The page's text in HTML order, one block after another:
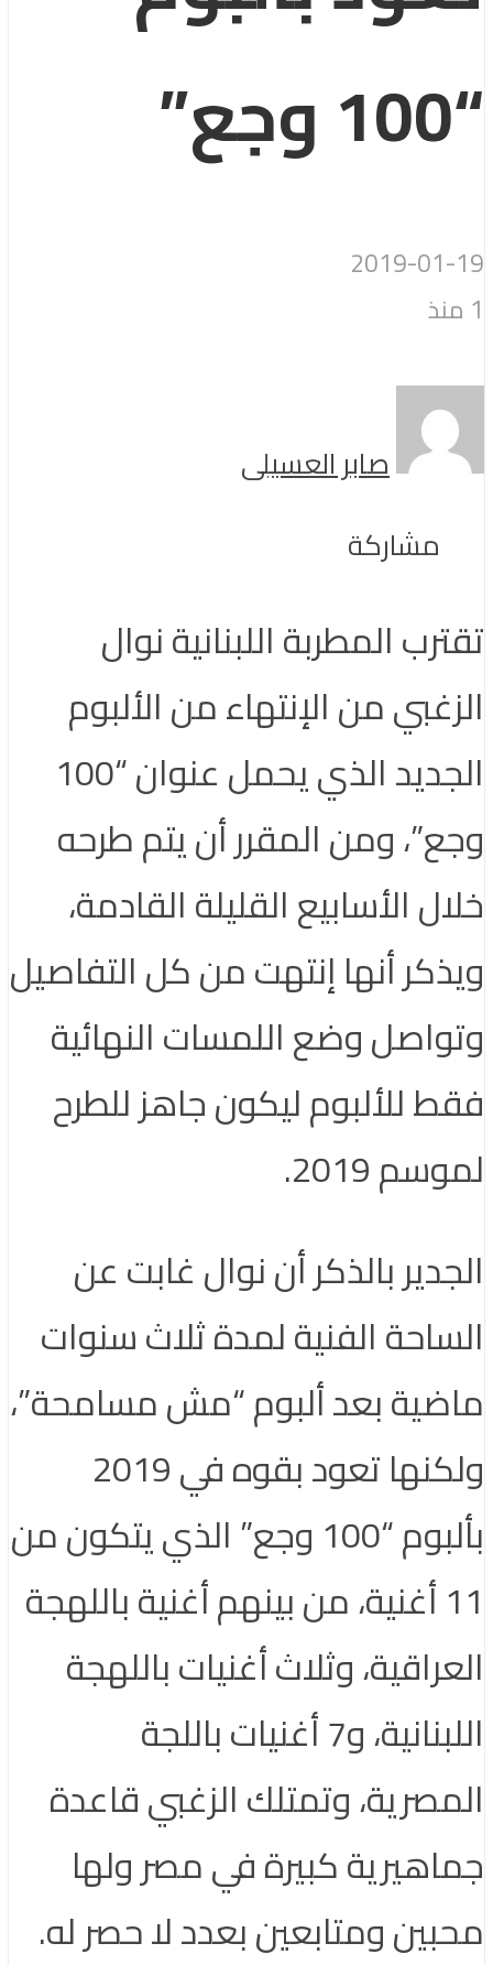
“100 وجع”
2019-01-19
1 منذ
صابر العسيلى
مشاركة
تقترب المطربة اللبنانية نوال
الزغبي من الإنتهاء من الألبوم
الجديد الذي يحمل عنوان “100
وجع”، ومن المقرر أن يتم طرحه
خلال الأسابيع القليلة القادمة،
ويذكر أنها إنتهت من كل التفاصيل
وتواصل وضع اللمسات النهائية
فقط للألبوم ليكون جاهز للطرح
لموسم 2019.
الجدير بالذكر أن نوال غابت عن
الساحة الفنية لمدة ثلاث سنوات
ماضية بعد ألبوم “مش مسامحة”،
ولكنها تعود بقوه في 2019
بألبوم “100 وجع” الذي يتكون من
11 أغنية، من بينهم أغنية باللهجة
العراقية، وثلاث أغنيات باللهجة
اللبنانية، و7 أغنيات باللجة
المصرية، وتمتلك الزغبي قاعدة
جماهيرية كبيرة في مصر ولها
محبين ومتابعين بعدد لا حصر له.